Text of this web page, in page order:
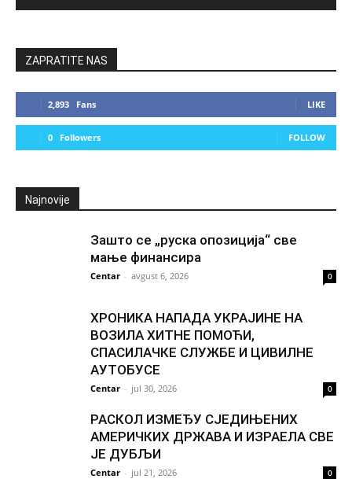
ZAPRATITE NAS
2,893 Fans LIKE
0 Followers FOLLOW
Najnovije
Зашто се „руска опозиција“ све
мање финансира
Centar - avgust 6, 2026 0
ХРОНИКА НАПАДА УКРАЈИНЕ НА
ВОЗИЛА ХИТНЕ ПОМОЋИ,
СПАСИЛАЧКЕ СЛУЖБЕ И ЦИВИЛНЕ
АУТОБУСЕ
Centar - jul 30, 2026 0
РАСКОЛ ИЗМЕЂУ СЈЕДИЊЕНИХ
АМЕРИЧКИХ ДРЖАВА И ИЗРАЕЛА СВЕ
ЈЕ ДУБЉИ
Centar - jul 21, 2026 0